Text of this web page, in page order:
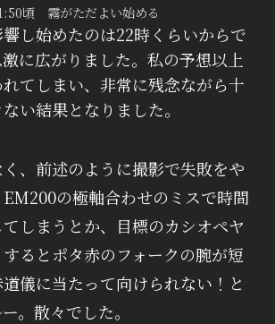
頃 霧がただよい始める
し始めたのは22時くらいからで
に広がりました。私の予想以上
てしまい、非常に残念ながら十
い結果となりました。
、前述のように撮影で失敗をや
の極軸合わせのミスで時間
しまうとか、目標のカシオペヤ
るとポタ赤のフォークの腕が短
儀に当たって向けられない！と
。散々でした。